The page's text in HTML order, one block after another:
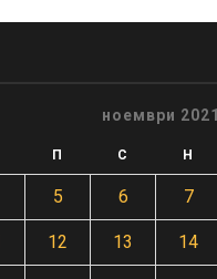
ноември 2021
П С Н
5 6 7
12 13 14